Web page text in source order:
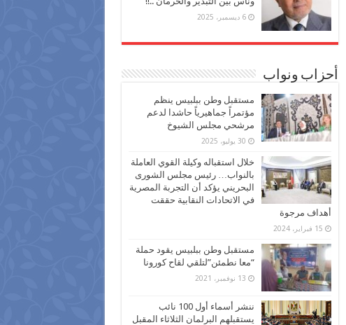
6 ديسمبر، 2025
أحزاب ونواب
مستقبل وطن ببلبيس ينظم
مؤتمراً جماهيرياً حاشدا لدعم
مرشحي مجلس الشيوخ
30 يوليو، 2025
خلال استقباله وكيلة القوي العاملة
بالنواب… رئيس مجلس الشورى
البحريني يؤكد أن التجربة المصرية
في الاتحادات النقابية حققت
أهداف مرجوة
15 فبراير، 2024
مستقبل وطن ببلبيس يقود حملة
“معا نطمئن”لتلقي لقاح كورونا
13 نوفمبر، 2021
ننشر أسماء أول 100 نائب
يستقبلهم البرلمان الثلاثاء المقبل